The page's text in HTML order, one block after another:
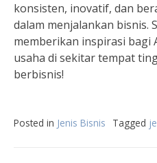
konsisten, inovatif, dan
dalam menjalankan bisnis.
memberikan inspirasi bagi
usaha di sekitar tempat
berbisnis!
Posted in Jenis Bisnis Tagged